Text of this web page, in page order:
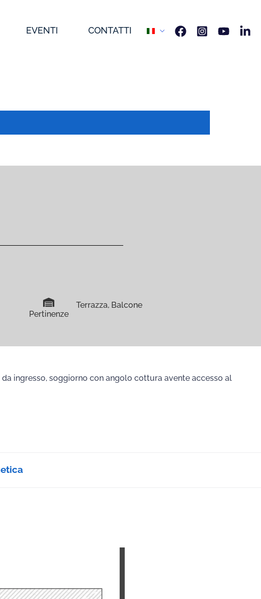
EVENTI CONTATTI
Pertinenze
Terrazza, Balcone
ingresso, soggiorno con angolo cottura avente accesso al